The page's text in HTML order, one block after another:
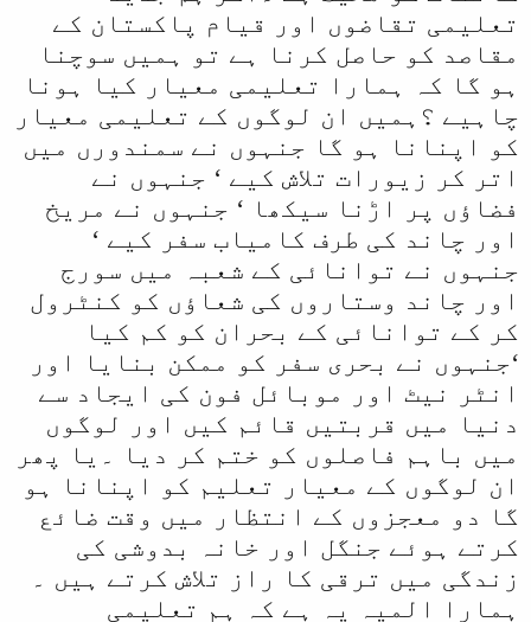
تعلیمی تقاضوں اور قیام پاکستان کے
مقاصد کو حاصل کرنا ہے تو ہمیں سوچنا
ہو گا کہ ہمارا تعلیمی معیار کیا ہونا
چاہیے ؟ہمیں ان لوگوں کے تعلیمی معیار
کو اپنانا ہو گا جنہوں نے سمندورں میں
اتر کر زیورات تلاش کیے ‘ جنہوں نے
فضاؤں پر اڑنا سیکھا ‘ جنہوں نے مریخ
اور چاند کی طرف کامیاب سفر کیے ‘
جنہوں نے توانائی کے شعبہ میں سورج
اور چاند وستاروں کی شعاؤں کو کنٹرول
کر کے توانائی کے بحران کو کم کیا
‘جنہوں نے بحری سفر کو ممکن بنایا اور
انٹر نیٹ اور موبائل فون کی ایجاد سے
دنیا میں قربتیں قائم کیں اور لوگوں
میں باہم فاصلوں کو ختم کر دیا ۔یا پھر
ان لوگوں کے معیار تعلیم کو اپنانا ہو
گا دو معجزوں کے انتظار میں وقت ضائع
کرتے ہوئے جنگل اور خانہ بدوشی کی
زندگی میں ترقی کا راز تلاش کرتے ہیں ۔
ہمارا المیہ یہ ہے کہ ہم تعلیمی